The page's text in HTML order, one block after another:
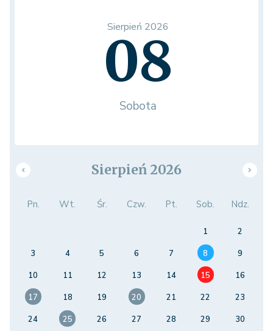
Sierpień 2026
08
Sobota
Sierpień 2026
Pn. Wt. Śr. Czw. Pt. Sob. Ndz.
1
2
3
4 5 6 7 8
9
10
11 12 13 14 15
16
17
18 19 20 21 22
23
24
25 26 27 28 29
30